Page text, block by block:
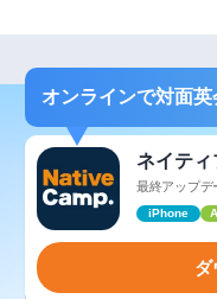
オンラインで対面
ネイティ
最終アップデ
iPhone
ダ